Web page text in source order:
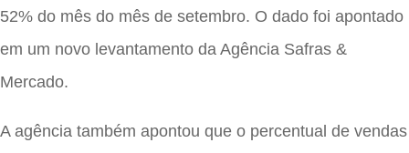
52% do mês do mês de setembro. O dado foi apontado
em um novo levantamento da Agência Safras &
Mercado.
A agência também apontou que o percentual de vendas